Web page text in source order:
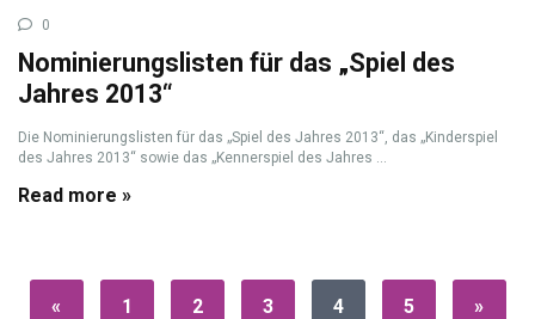
0
Nominierungslisten für das „Spiel des
Jahres 2013“
Die Nominierungslisten für das „Spiel des Jahres 2013“, das „Kinderspiel
des Jahres 2013“ sowie das „Kennerspiel des Jahres ...
Read more »
« 1 2 3 4 5 »